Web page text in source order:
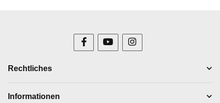
Rechtliches
Informationen